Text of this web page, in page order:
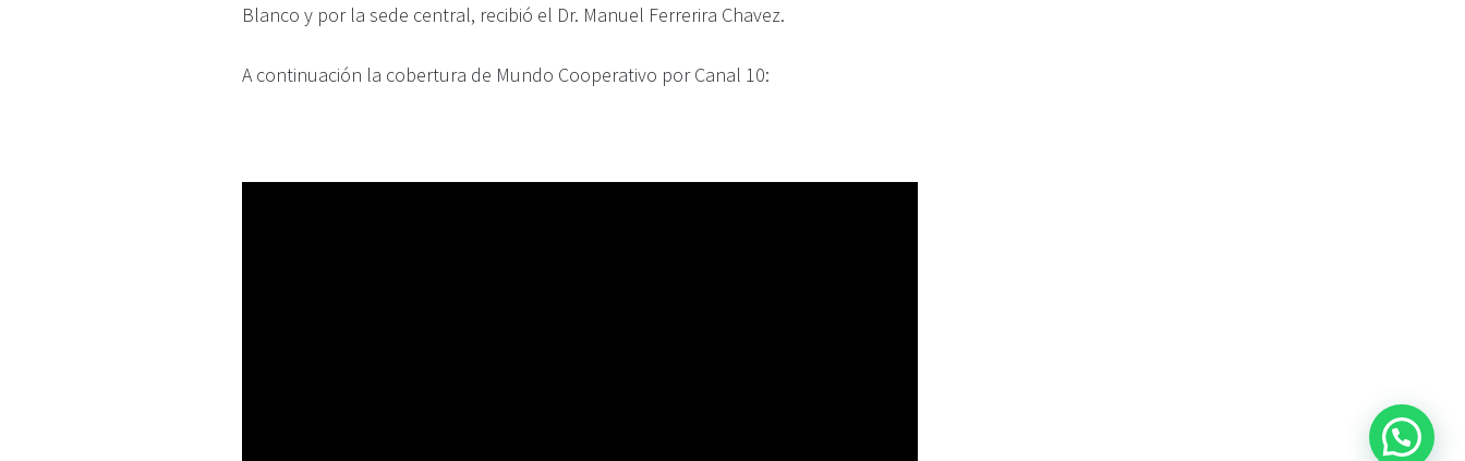
Blanco y por la sede central, recibió el Dr. Manuel Ferrerira Chavez.
A continuación la cobertura de Mundo Cooperativo por Canal 10: